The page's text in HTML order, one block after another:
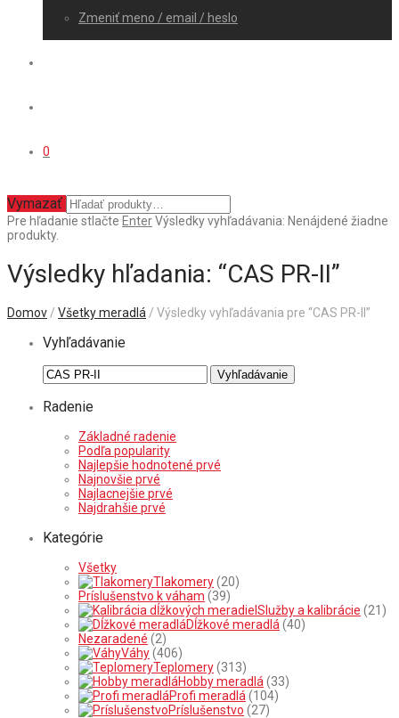
Zmeniť meno / email / heslo
0
Vymazať
Pre hľadanie stlačte EnterVýsledky vyhľadávania: Nenájdené žiadne
produkty.
Výsledky hľadania: “CAS PR-II”
Domov / Všetky meradlá / Výsledky vyhľadávania pre “CAS PR-II”
Vyhľadávanie
Hľadať: Vyhľadávanie
Radenie
Základné radenie
Podľa popularity
Najlepšie hodnotené prvé
Najnovšie prvé
Najlacnejšie prvé
Najdrahšie prvé
Kategórie
Všetky
Tlakomery(20)
Príslušenstvo k váham (39)
Služby a kalibrácie (21)
Dĺžkové meradlá (40)
Nezaradené (2)
Váhy(406)
Teplomery(313)
Hobby meradlá (33)
Profi meradlá (104)
Príslušenstvo (27)